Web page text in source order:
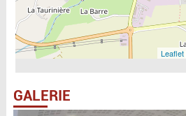
Leaflet
GALERIE